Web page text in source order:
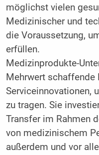
möglichst vielen
Medizinischer und
die Voraussetzung,
erfüllen.
Medizinprodukte-
Mehrwert schaffende
Serviceinnovationen,
zu tragen. Sie
Transfer im Rahmen
von medizinischem
außerdem und vor